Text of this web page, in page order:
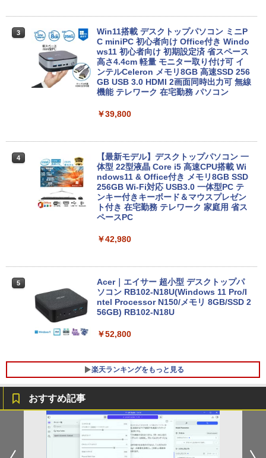
付き 防水 タッチ式音量調整 スポーツ/通勤/通
学/WEB会議(ホワイト)
￥1,964
Xiaomi シャオミ REDMI Buds 8 Lite ワイヤ
リング ANC 36時間再生
BUGS LIFE
￥250
￥1,625
コカ・コーラ やかんの麦茶 from 爽健美茶 ラ
ベルレス 650mlPET×24本
￥2,009
スーパーの裏でヤニ吸うふたり 9巻 (デジタル
版ビッグガンガンコミックス)
￥810
nic Let's note CF-SZ6Z Windows11 七
世代Core i7-7600U 16GB 爆速512GB-S
SD カメラ 無線 Office付 Win11【ノート
パソコン 中古パソコン 中古PC】（Wind
ows10も対応可能 Win10）
￥28,589
｜最大180日保証｜Core i5 第8世代｜中
古ノートパソコン Windows11 office付
き｜15.6型 テンキー付き｜ノートパソコ
ンWindows11 第8世代｜ノートパソコン
｜パソコン｜PC｜中古PC
￥29,800
付きノートパソコン 初心者向け Window
s11 初期設定済 Webカメラ zoom 日本語
キーボード 14.1型 Intel Celeron メモリ
8GB SSD1TB(最大) 大容量バッテリービ
3
Win11搭載 デスクトップパソコン ミニP
C miniPC 初心者向け Office付き Windo
ws11 初心者向け 初期設定済 省スペース
高さ4.4cm 軽量 モニター取り付け可 イ
ンテルCeleron メモリ8GB 高速SSD 256
GB USB 3.0 HDMI 2画面同時出力可 無線
機能 テレワーク 在宅勤務 パソコン
￥39,800
4
【最新モデル】デスクトップパソコン 一
体型 22型液晶 Core i5 高速CPU搭載 Wi
ndows11 & Office付き メモリ8GB SSD
256GB Wi-Fi対応 USB3.0 一体型PC テ
ンキー付きキーボード＆マウスプレゼン
ト付き 在宅勤務 テレワーク 家庭用 省ス
ペースPC
￥42,980
5
Acer｜エイサー 超小型 デスクトップパ
ソコン RB102-N18U(Windows 11 Pro/I
ntel Processor N150/メモリ 8GB/SSD 2
56GB) RB102-N18U
￥52,800
楽天ランキングをもっと見る
R090-DELL E2220H 21.5インチ 液晶モ
ニタ 1点 フルHD(1920x1080) DisplayP
ort/VGA 応答速度:5ms ★送料無料★
【中古動作品】
アンダーニンジャ（18） 【電子書籍】[
花沢健吾 ]
おすすめ記事